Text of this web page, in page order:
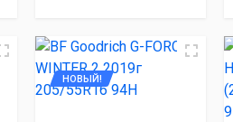
НОВЫЙ!